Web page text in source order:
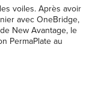
voiles. Après avoir
avec OneBridge,
New Avantage, le
PermaPlate au